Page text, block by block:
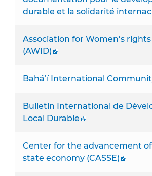
durable et la solidarité
Association for Women’s
(AWID)
Bahá’í International
Bulletin International de
Local Durable
Center for the advancement
state economy (CASSE)